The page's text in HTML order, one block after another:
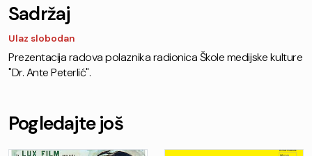
Sadržaj
Ulaz slobodan
Prezentacija radova polaznika radionica Škole medijske kulture
"Dr. Ante Peterlić".
Pogledajte još